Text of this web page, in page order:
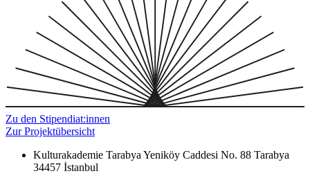
Zu den Stipendiat:innen
Zur Projektübersicht
Kulturakademie Tarabya Yeniköy Caddesi No. 88 Tarabya
34457 İstanbul